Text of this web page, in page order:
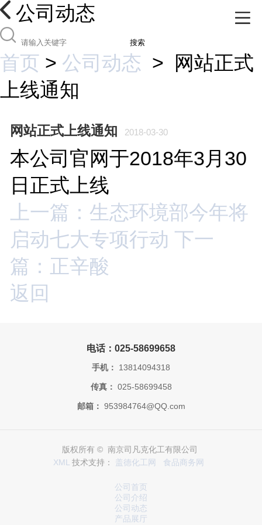
公司动态
搜索
首页 > 公司动态 >
网站正式
上线通知
网站正式上线通知 2018-03-30
本公司官网于2018年3月30
日正式上线
上一篇：生态环境部今年将
启动七大专项行动 下一
篇：正辛酸
返回
电话：025-58699658
手机： 13814094318
传真： 025-58699458
邮箱： 953984764@QQ.com
版权所有 © 南京司凡克化工有限公司
XML 技术支持： 盖德化工网 食品商务网
公司首页
公司介绍
公司动态
产品展厅